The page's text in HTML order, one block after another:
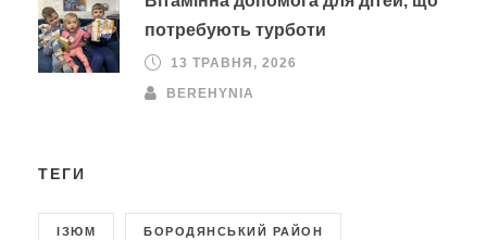
потребують турботи
13 ТРАВНЯ, 2026
BEREHYNIA
ТЕГИ
ІЗЮМ БОРОДЯНСЬКИЙ РАЙОН